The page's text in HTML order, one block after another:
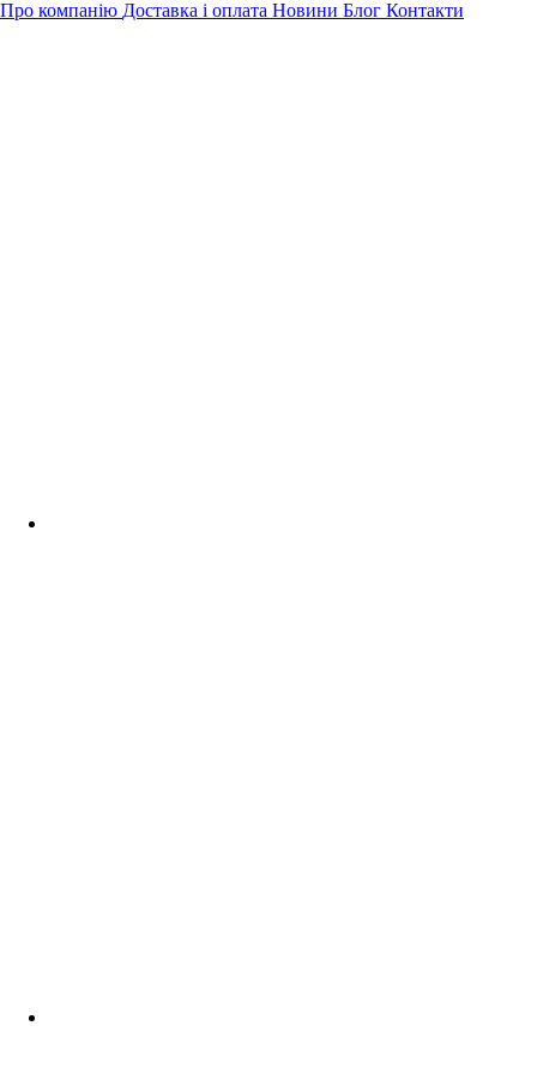
Про компанію Доставка і оплата Новини Блог Контакти